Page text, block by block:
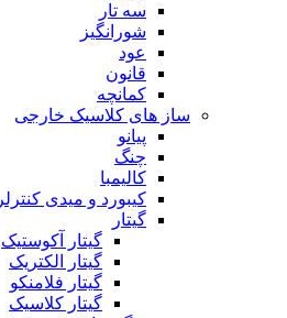
سه تار
شورانگیز
عود
قانون
کمانچه
ساز های کلاسیک خارجی
پیانو
چنگ
کالیمبا
کیبورد و میدی کنترلر
گیتار
گیتار آکوستیک
گیتار الکتریک
گیتار فلامنکو
گیتار کلاسیک